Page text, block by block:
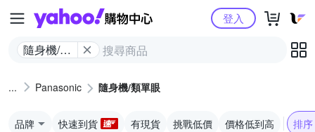
Yahoo購物中心
隨身機/類
登入
Panasonic 隨身機/類單眼
品牌 快速到貨 有現貨 挑戰低價 價格低到高 排序